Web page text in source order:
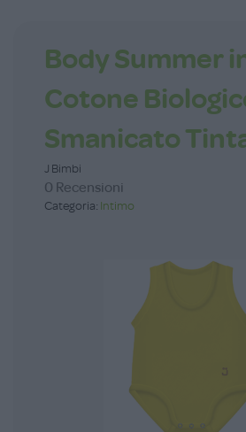
Body Summer
Cotone
Smanicato
J Bimbi
0 Recensioni
Categoria: Intimo